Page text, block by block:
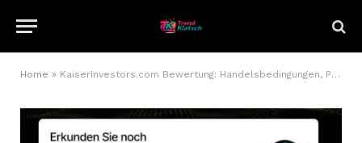
Home » KaiserInvestors.com Bewertung: Handelsbedingungen, Preisstruktur und Plattformtransparenz